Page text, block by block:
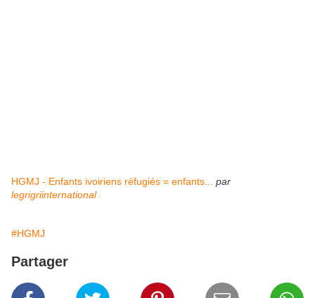
HGMJ - Enfants ivoiriens réfugiés = enfants...
par
legrigriinternational
#HGMJ
Partager